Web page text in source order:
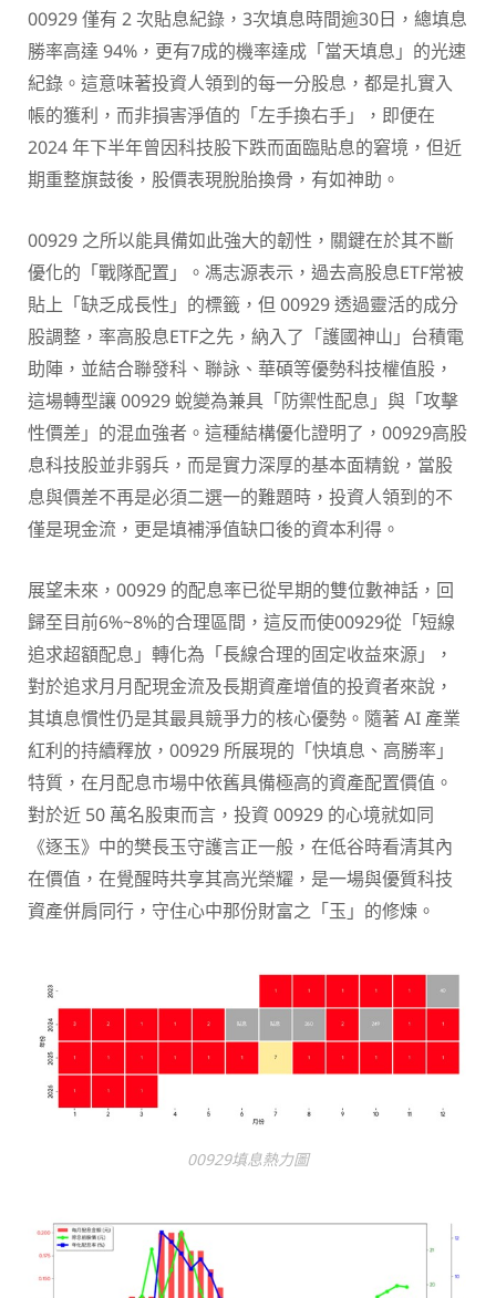
00929 僅有 2 次貼息紀錄，3次填息時間逾30日，總填息
勝率高達 94%，更有7成的機率達成「當天填息」的光速
紀錄。這意味著投資人領到的每一分股息，都是扎實入
帳的獲利，而非損害淨值的「左手換右手」，即便在
2024 年下半年曾因科技股下跌而面臨貼息的窘境，但近
期重整旗鼓後，股價表現脫胎換骨，有如神助。
00929 之所以能具備如此強大的韌性，關鍵在於其不斷
優化的「戰隊配置」。馮志源表示，過去高股息ETF常被
貼上「缺乏成長性」的標籤，但 00929 透過靈活的成分
股調整，率高股息ETF之先，納入了「護國神山」台積電
助陣，並結合聯發科、聯詠、華碩等優勢科技權值股，
這場轉型讓 00929 蛻變為兼具「防禦性配息」與「攻擊
性價差」的混血強者。這種結構優化證明了，00929高股
息科技股並非弱兵，而是實力深厚的基本面精銳，當股
息與價差不再是必須二選一的難題時，投資人領到的不
僅是現金流，更是填補淨值缺口後的資本利得。
展望未來，00929 的配息率已從早期的雙位數神話，回
歸至目前6%~8%的合理區間，這反而使00929從「短線
追求超額配息」轉化為「長線合理的固定收益來源」，
對於追求月月配現金流及長期資產增值的投資者來說，
其填息慣性仍是其最具競爭力的核心優勢。隨著 AI 產業
紅利的持續釋放，00929 所展現的「快填息、高勝率」
特質，在月配息市場中依舊具備極高的資產配置價值。
對於近 50 萬名股東而言，投資 00929 的心境就如同
《逐玉》中的樊長玉守護言正一般，在低谷時看清其內
在價值，在覺醒時共享其高光榮耀，是一場與優質科技
資產併肩同行，守住心中那份財富之「玉」的修煉。
00929填息熱力圖